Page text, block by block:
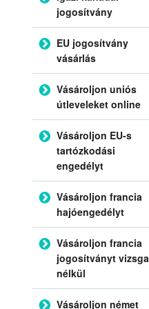
jogosítvány
EU jogosítvány
vásárlás
Vásároljon uniós
útleveleket online
Vásároljon EU-s
tartózkodási
engedélyt
Vásároljon francia
hajóengedélyt
Vásároljon francia
jogosítványt vizsga
nélkül
Vásároljon német